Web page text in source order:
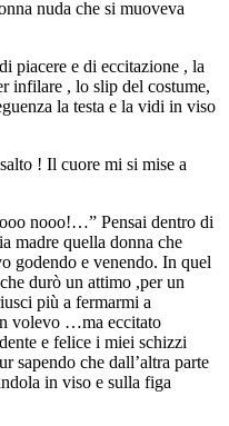
nuda che si muoveva
piacere e di eccitazione , la
infilare , lo slip del costume,
la testa e la vidi in viso
! Il cuore mi si mise a
nooo!…” Pensai dentro di
quella donna che
godendo e venendo. In quel
durò un attimo ,per un
più a fermarmi a
volevo …ma eccitato
e felice i miei schizzi
sapendo che dall’altra parte
in viso e sulla figa